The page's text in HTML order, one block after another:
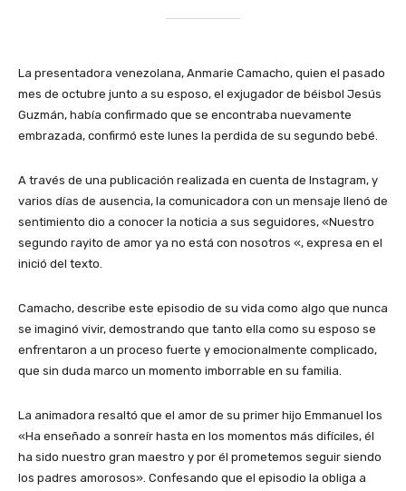
La presentadora venezolana, Anmarie Camacho, quien el pasado
mes de octubre junto a su esposo, el exjugador de béisbol Jesús
Guzmán, había confirmado que se encontraba nuevamente
embrazada, confirmó este lunes la perdida de su segundo bebé.
A través de una publicación realizada en cuenta de Instagram, y
varios días de ausencia, la comunicadora con un mensaje llenó de
sentimiento dio a conocer la noticia a sus seguidores, «Nuestro
segundo rayito de amor ya no está con nosotros «, expresa en el
inició del texto.
Camacho, describe este episodio de su vida como algo que nunca
se imaginó vivir, demostrando que tanto ella como su esposo se
enfrentaron a un proceso fuerte y emocionalmente complicado,
que sin duda marco un momento imborrable en su familia.
La animadora resaltó que el amor de su primer hijo Emmanuel los
«Ha enseñado a sonreír hasta en los momentos más difíciles, él
ha sido nuestro gran maestro y por él prometemos seguir siendo
los padres amorosos». Confesando que el episodio la obliga a